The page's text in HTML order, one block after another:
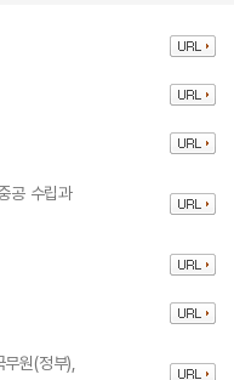
공 수립과
원(정부),